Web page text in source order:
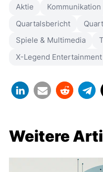
Aktie Kommunikation
Quartalsbericht
Spiele & Multimedia
X-Legend Entertainment
Weitere